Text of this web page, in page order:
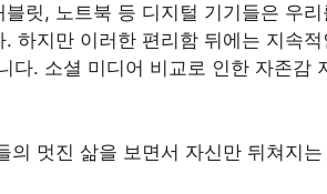
릿, 노트북 등 디지털 기기들은 우
하지만 이러한 편리함 뒤에는 지속
다. 소셜 미디어 비교로 인한 자존감
의 멋진 삶을 보면서 자신만 뒤쳐지